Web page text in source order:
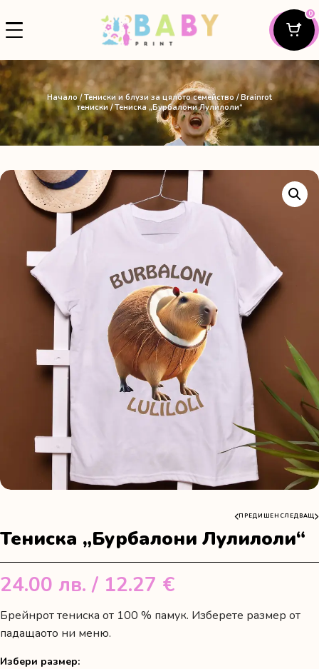
0
Начало/Тениски и блузи за цялото семейство/Brainrot
тениски/ Тениска „Бурбалони Лулилоли“
ПРЕДИШЕН СЛЕДВАЩ
Тениска „Бурбалони Лулилоли“
24.00 лв. / 12.27 €
Брейнрот тениска от 100 % памук. Изберете размер от
падащаото ни меню.
Избери размер